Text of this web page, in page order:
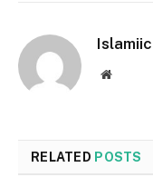
Website
RELATED POSTS